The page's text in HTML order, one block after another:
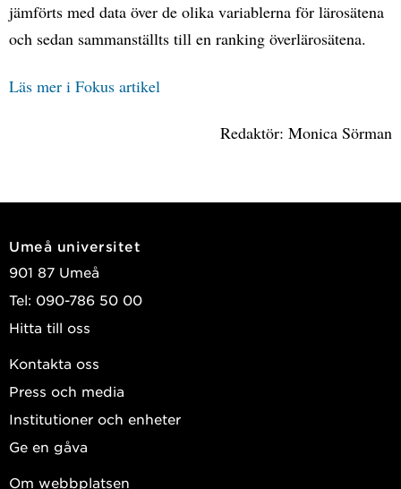
jämförts med data över de olika variablerna för lärosätena
och sedan sammanställts till en ranking överlärosätena.
Läs mer i Fokus artikel
Redaktör: Monica Sörman
Umeå universitet
901 87 Umeå
Tel: 090-786 50 00
Hitta till oss
Kontakta oss
Press och media
Institutioner och enheter
Ge en gåva
Om webbplatsen